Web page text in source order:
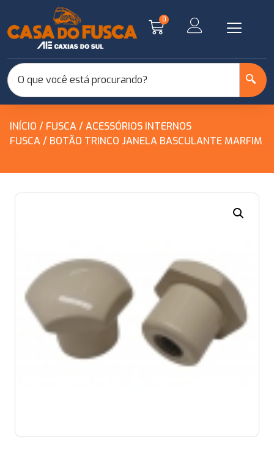
0
INÍCIO / FUSCA/ACESSÓRIOS INTERNOS
FUSCA/ BOTÃO TRINCO JANELA BASCULANTE MARFIM